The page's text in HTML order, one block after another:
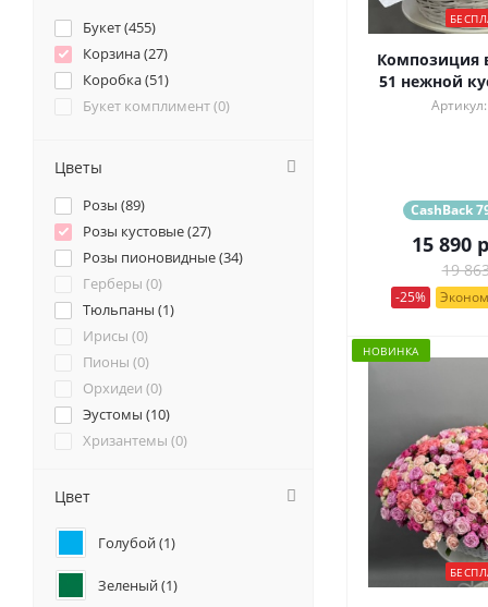
Композиция
51 нежной
CashBack
15 890
19
-25%
НОВИНКА
Букет (455)
Корзина (27)
Коробка (51)
Букет комплимент (0)
Цветы
Розы (89)
Розы кустовые (27)
Розы пионовидные (34)
Герберы (0)
Тюльпаны (1)
Ирисы (0)
Пионы (0)
Орхидеи (0)
Эустомы (10)
Хризантемы (0)
Ранункулюсы (
Гортензии (2)
Лилии (
Подсолнухи (0
Цвет
Голубой (1)
Зеленый (1)